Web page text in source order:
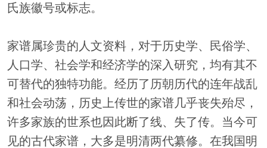
氏族徽号或标志。
家谱属珍贵的人文资料，对于历史学、民俗学、
人口学、社会学和经济学的深入研究，均有其不
可替代的独特功能。经历了历朝历代的连年战乱
和社会动荡，历史上传世的家谱几乎丧失殆尽，
许多家族的世系也因此断了线、失了传。当今可
见的古代家谱，大多是明清两代纂修。在我国明